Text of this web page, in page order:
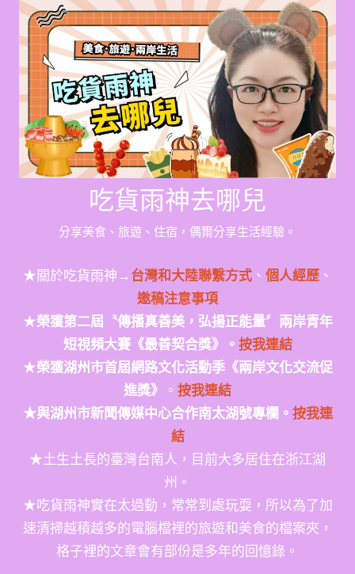
Skip
content
吃貨雨神去哪兒
分享美食、旅遊、住宿，偶爾分享生活經驗。
★關於吃貨雨神→台灣和大陸聯繫方式、 個人經歷、
邀稿注意事項
★榮獲第二屆〝傳播真善美，弘揚正能量〞兩岸青年
短視頻大賽《最善契合獎》。 按我連結
★榮獲湖州市首屆網路文化活動季《兩岸文化交流促
進獎》
。 按我連結
★與湖州市新聞傳媒中心合作南太湖號專欄。 按我連
結
★土生土長的臺灣台南人，目前大多居住在浙江湖
州。
★吃貨雨神實在太過動，常常到處玩耍，所以為了加
速清掃越積越多的電腦檔裡的旅遊和美食的檔案夾，
格子裡的文章會有部份是多年的回憶錄。